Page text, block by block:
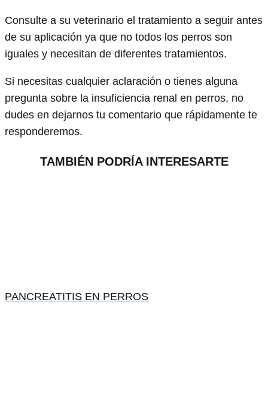
Consulte a su veterinario el tratamiento a seguir antes
de su aplicación ya que no todos los perros son
iguales y necesitan de diferentes tratamientos.
Si necesitas cualquier aclaración o tienes alguna
pregunta sobre la insuficiencia renal en perros, no
dudes en dejarnos tu comentario que rápidamente te
responderemos.
TAMBIÉN PODRÍA INTERESARTE
PANCREATITIS EN PERROS